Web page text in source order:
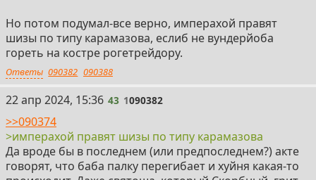
Но потом подумал-все верно, имперахой правят
шизы по типу карамазова, еслиб не вундерйоба
гореть на костре рогетрейдору.
Ответы 090382 090388
43
22 апр 2024, 15:36 43 1090382
>>090374
>имперахой правят шизы по типу карамазова
Да вроде бы в последнем (или предпоследнем?) акте
говорят, что баба палку перегибает и хуйня какая-то